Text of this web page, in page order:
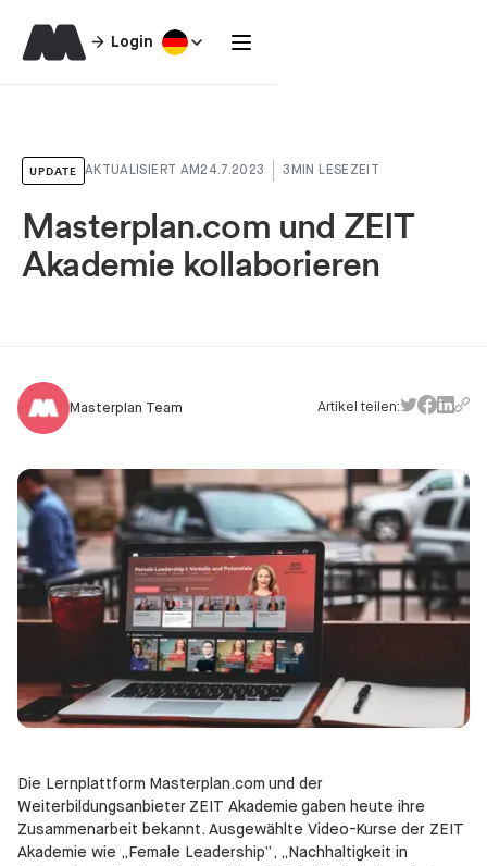
Login
UPDATE AKTUALISIERT AM24.7.2023 3 MIN LESEZEIT
Masterplan.com und ZEIT
Akademie kollaborieren
Masterplan Team Artikel teilen:
Die Lernplattform Masterplan.com und der
Weiterbildungsanbieter ZEIT Akademie gaben heute ihre
Zusammenarbeit bekannt. Ausgewählte Video-Kurse der ZEIT
Akademie wie „Female Leadership“, „Nachhaltigkeit in